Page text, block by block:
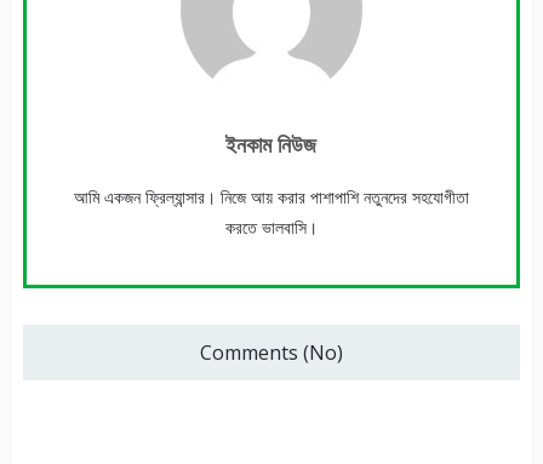
ইনকাম নিউজ
আমি একজন ফ্রিল্যান্সার। নিজে আয় করার পাশাপাশি নতুনদের সহযোগীতা
করতে ভালবাসি।
Comments (No)